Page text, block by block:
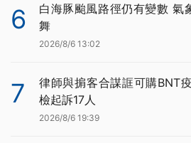
6
白海豚颱風路徑仍有變數 氣
舞
2026/8/6 13:02
7
律師與掮客合謀誆可購BNT
檢起訴17人
2026/8/6 19:39